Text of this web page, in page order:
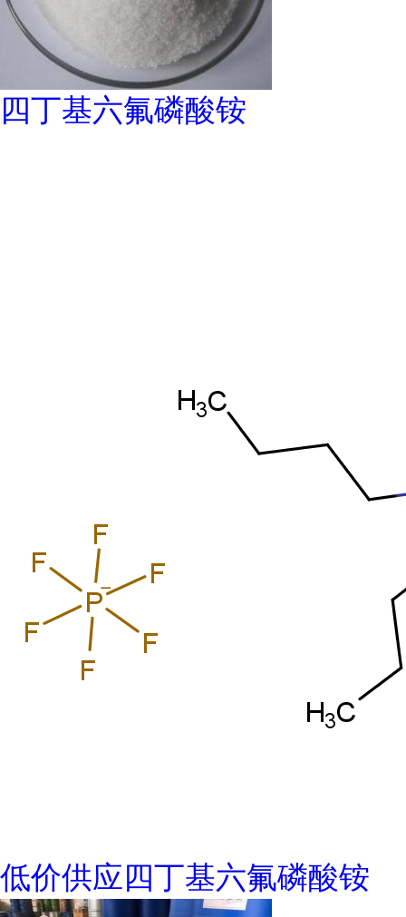
四丁基六氟磷酸铵
低价供应四丁基六氟磷酸铵